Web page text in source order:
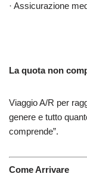
· Assicurazione
La quota non
Viaggio A/R per
genere e tutto
comprende”.
Come Arrivare